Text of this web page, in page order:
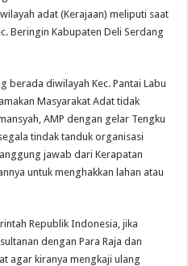
adat (Kerajaan) meliputi saat
Beringin Kabupaten Deli Serdang
berada diwilayah Kec. Pantai Labu
Masyarakat Adat tidak
AMP dengan gelar Tengku
tindak tanduk organisasi
jawab dari Kerapatan
untuk menghakkan lahan atau
Republik Indonesia, jika
dengan Para Raja dan
agar kiranya mengkaji ulang